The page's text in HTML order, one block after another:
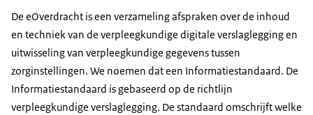
De eOverdracht is een verzameling afspraken over de inhoud
en techniek van de verpleegkundige digitale verslaglegging en
uitwisseling van verpleegkundige gegevens tussen
zorginstellingen. We noemen dat een Informatiestandaard. De
Informatiestandaard is gebaseerd op de richtlijn
verpleegkundige verslaglegging. De standaard omschrijft welke